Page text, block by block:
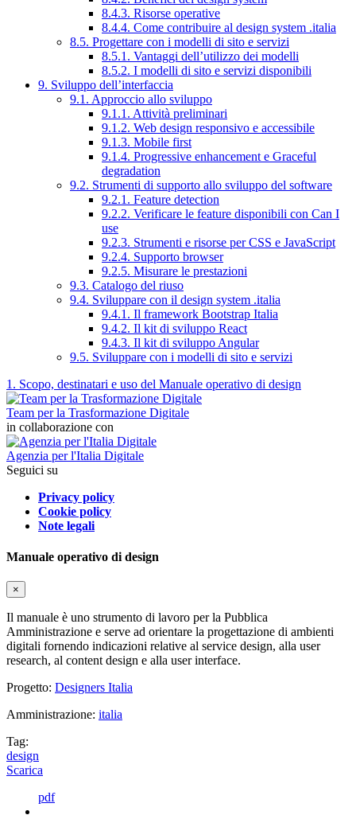
8.4.3. Risorse operative
8.4.4. Come contribuire al design system .italia
8.5. Progettare con i modelli di sito e servizi
8.5.1. Vantaggi dell’utilizzo dei modelli
8.5.2. I modelli di sito e servizi disponibili
9. Sviluppo dell’interfaccia
9.1. Approccio allo sviluppo
9.1.1. Attività preliminari
9.1.2. Web design responsivo e accessibile
9.1.3. Mobile first
9.1.4. Progressive enhancement e Graceful
degradation
9.2. Strumenti di supporto allo sviluppo del software
9.2.1. Feature detection
9.2.2. Verificare le feature disponibili con Can I
use
9.2.3. Strumenti e risorse per CSS e JavaScript
9.2.4. Supporto browser
9.2.5. Misurare le prestazioni
9.3. Catalogo del riuso
9.4. Sviluppare con il design system .italia
9.4.1. Il framework Bootstrap Italia
9.4.2. Il kit di sviluppo React
9.4.3. Il kit di sviluppo Angular
9.5. Sviluppare con i modelli di sito e servizi
1. Scopo, destinatari e uso del Manuale operativo di design
Team per la Trasformazione Digitale
in collaborazione con
Agenzia per l'Italia Digitale
Seguici su
Privacy policy
Cookie policy
Note legali
Manuale operativo di design
×
Il manuale è uno strumento di lavoro per la Pubblica
Amministrazione e serve ad orientare la progettazione di ambienti
digitali fornendo indicazioni relative al service design, alla user
research, al content design e alla user interface.
Progetto: Designers Italia
Amministrazione: italia
Tag:
design
Scarica
pdf